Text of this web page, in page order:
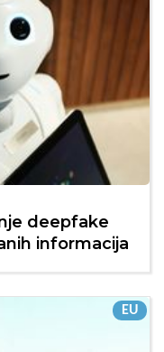
deepfake
informacija
EU